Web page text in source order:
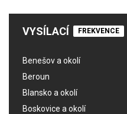
VYSÍLACÍ FREKVENCE
Benešov a okolí
Beroun
Blansko a okolí
Boskovice a okolí